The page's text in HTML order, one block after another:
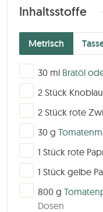
Inhaltsstoffe
Metrisch
▢
30 ml Bratöl
▢
2 Stück
▢
2 Stück rote
▢
30 g
▢1 Stück rote
▢1 Stück gelbe
▢
800 g
Dosen